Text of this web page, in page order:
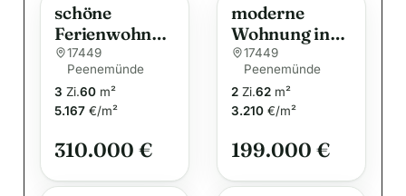
schöne
Ferienwohnun
g in der
Dünenresiden
z nur 300 m
bis zum
Strand zu
verkaufen
17449
Peenemünde
3 Zi.60 m²
5.167 €/m²
310.000 €
moderne
Wohnung in
Peenemünde
zu verkaufen
17449
Peenemünde
2 Zi.62 m²
3.210 €/m²
199.000 €